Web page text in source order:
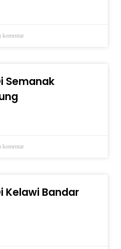
komentar
Semanak
komentar
Kelawi Bandar